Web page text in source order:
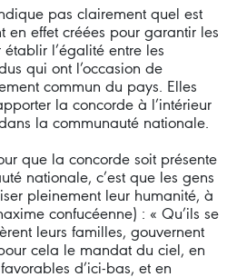
pas clairement quel est
en effet créées pour garantir les
l’égalité entre les
qui ont l’occasion de
commun du pays. Elles
la concorde à l’intérieur
la communauté nationale.
que la concorde soit présente
nationale, c’est que les gens
pleinement leur humanité, à
confucéenne) : « Qu’ils se
leurs familles, gouvernent
cela le mandat du ciel, en
d’ici-bas, et en